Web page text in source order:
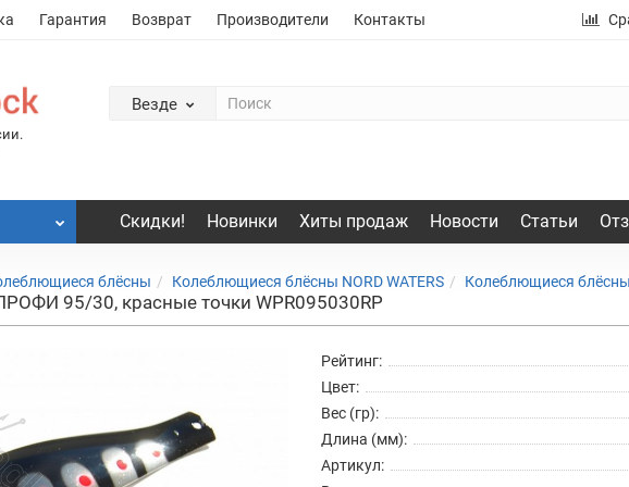
Гарантия Возврат Производители Контакты
Везде
Скидки! Новинки Хиты продаж Новости Статьи
блёсны Колеблющиеся блёсны NORD WATERS Колеблющиеся
95/30, красные точки WPR095030RP
Рейтинг:
Цвет:
Вес (гр):
Длина (мм):
Артикул: